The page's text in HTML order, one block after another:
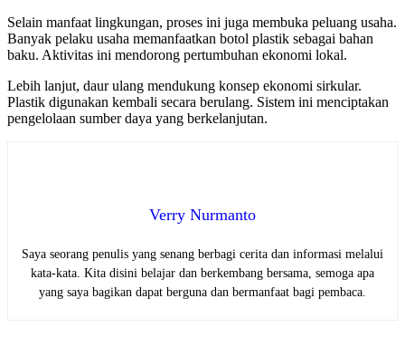
Selain manfaat lingkungan, proses ini juga membuka peluang usaha.
Banyak pelaku usaha memanfaatkan botol plastik sebagai bahan
baku. Aktivitas ini mendorong pertumbuhan ekonomi lokal.
Lebih lanjut, daur ulang mendukung konsep ekonomi sirkular.
Plastik digunakan kembali secara berulang. Sistem ini menciptakan
pengelolaan sumber daya yang berkelanjutan.
Verry Nurmanto
Saya seorang penulis yang senang berbagi cerita dan informasi melalui
kata-kata. Kita disini belajar dan berkembang bersama, semoga apa
yang saya bagikan dapat berguna dan bermanfaat bagi pembaca.